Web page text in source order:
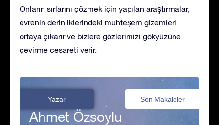
Onların sırlarını çözmek için yapılan araştırmalar,
evrenin derinliklerindeki muhteşem gizemleri
ortaya çıkarır ve bizlere gözlerimizi gökyüzüne
çevirme cesareti verir.
Yazar Son Makaleler
Ahmet Özsoylu